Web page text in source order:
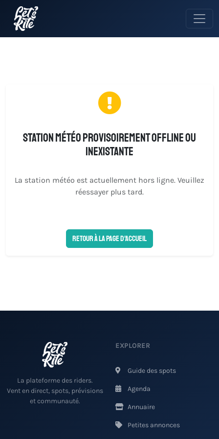
Station météo provisoirement offline ou
inexistante
La station météo est actuellement hors ligne. Veuillez
réessayer plus tard.
Retour à la page d'accueil
La plateforme des riders.
Vent en direct, spots, prévisions
et communauté.
EXPLORER
Guide des spots
Agenda
Annuaire
Petites annonces